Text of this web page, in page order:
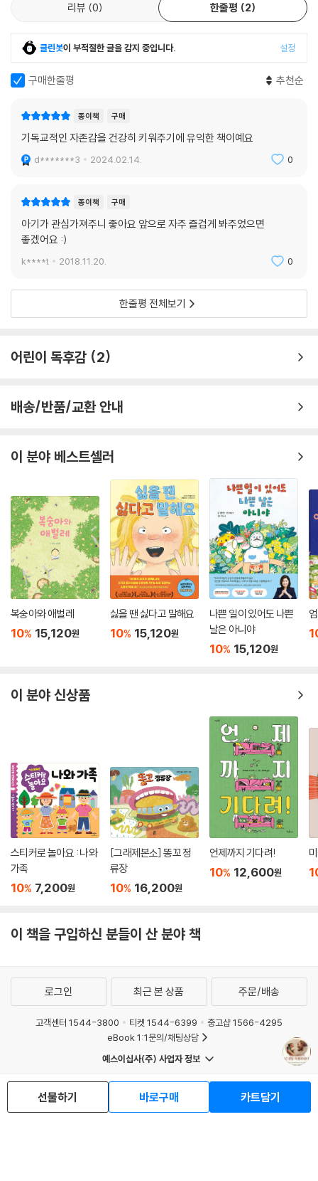
리뷰 0 한줄평 2
클린봇이 부적절한 글을 감지 중입니다. 설정
구매한줄평 추천순
종이책 구매
기독교적인 자존감을 건강히 키워주기에 유익한 책이예요
d*******3 2024.02.14. 0
종이책 구매
아기가 관심가져주니 좋아요 앞으로 자주 즐겁게 봐주었으면
좋겠어요 :)
k****t 2018.11.20. 0
한줄평 전체보기
어린이 독후감 2
배송/반품/교환 안내
이 분야 베스트셀러
복숭아와 애벌레
10% 15,120원
싫을 땐 싫다고 말해요
10% 15,120원
나쁜 일이 있어도 나쁜
날은 아니야
10% 15,120원
이 분야 신상품
스티커로 놀아요 : 나와
가족
10% 7,200원
[그래제본소] 똥꼬 정
류장
10% 16,200원
언제까지 기다려!
10% 12,600원
이 책을 구입하신 분들이 산 분야 책
선물하기 바로구매 카트담기
로그인 최근 본 상품 주문/배송
고객센터 1544-3800 티켓 1544-6399
중고샵 1566-4295
eBook 1:1문의/채팅상담
예스이십사(주) 사업자 정보
이용약관
개인정보처리방침
청소년보호정책
회사소개
거래처관계자께
도서홍보
광고